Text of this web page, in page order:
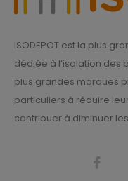
ISODEPOT est la plus
dédiée à l’isolation des
plus grandes marques
particuliers à réduire
contribuer à diminuer